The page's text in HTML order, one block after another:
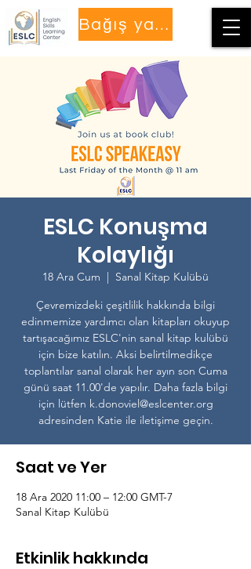
Bağış yapmak
ESLC Konuşma
Kolaylığı
18 Ara Cum
  |
Sanal Kitap Kulübü
Çevremizdeki çeşitlilik hakkında bilgi
edinmemize yardımcı olan kitapları okuyup
tartışacağımız ESLC'nin sanal kitap kulübü
için bize katılın. Aksi belirtilmedikçe
toplantılar sanal olarak her ayın son Cuma
günü saat 11.00'de yapılır. Daha fazla bilgi
için lütfen k.donoviel@eslcenter.org
adresinden Katie ile iletişime geçin.
Saat ve Yer
18 Ara 2020 11:00 – 12:00 GMT-7
Sanal Kitap Kulübü
Etkinlik hakkında